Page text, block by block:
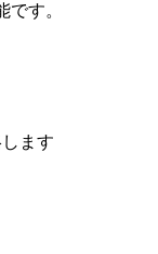
す。
ます